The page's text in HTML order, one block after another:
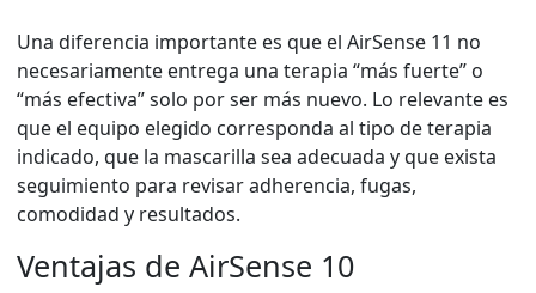
Una diferencia importante es que el AirSense 11 no
necesariamente entrega una terapia “más fuerte” o
“más efectiva” solo por ser más nuevo. Lo relevante es
que el equipo elegido corresponda al tipo de terapia
indicado, que la mascarilla sea adecuada y que exista
seguimiento para revisar adherencia, fugas,
comodidad y resultados.
Ventajas de AirSense 10